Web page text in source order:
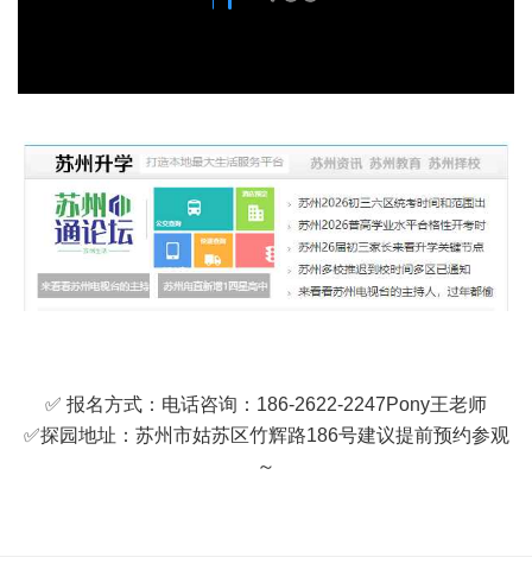
✅ 报名方式：电话咨询：186-2622-2247Pony王老师
✅探园地址：苏州市姑苏区竹辉路186号建议提前预约参观
～